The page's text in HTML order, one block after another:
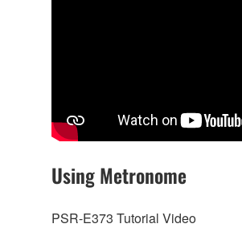
Using Metronome
PSR-E373 Tutorial Video